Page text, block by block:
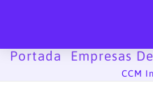
contenido
Portada Empresas
CCM